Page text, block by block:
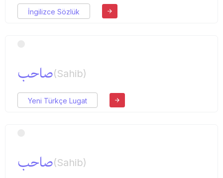
İngilizce Sözlük
صاحب(Sahib)
Yeni Türkçe Lugat
صاحب(Sahib)